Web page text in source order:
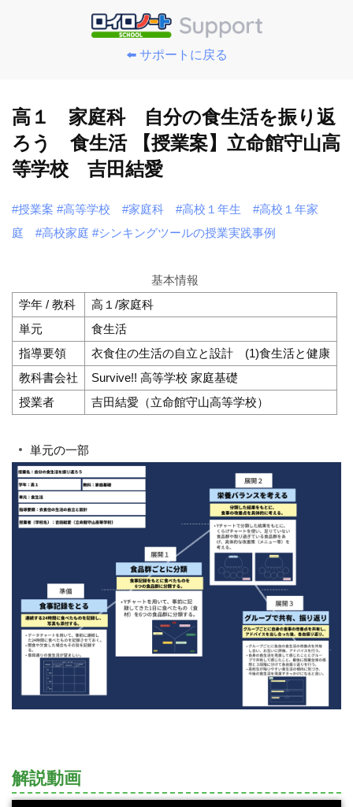
⬅️ サポートに戻る
高１ 家庭科 自分の食生活を振り返
ろう 食生活 【授業案】立命館守山高
等学校 吉田結愛
#授業案 #高等学校 #家庭科 #高校１年生
#高校１年家
庭
#高校家庭 #シンキングツールの授業実践事例
基本情報
学年 / 教科
高１/家庭科
単元
食生活
指導要領
衣食住の生活の自立と設計 (1)食生活と健康
教科書会社
Survive!! 高等学校 家庭基礎
授業者
吉田結愛（立命館守山高等学校）
単元の一部
解説動画